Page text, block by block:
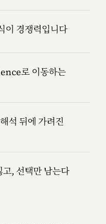
이 경쟁력입니다
로 이동하는
석 뒤에 가려진
, 선택만 남는다